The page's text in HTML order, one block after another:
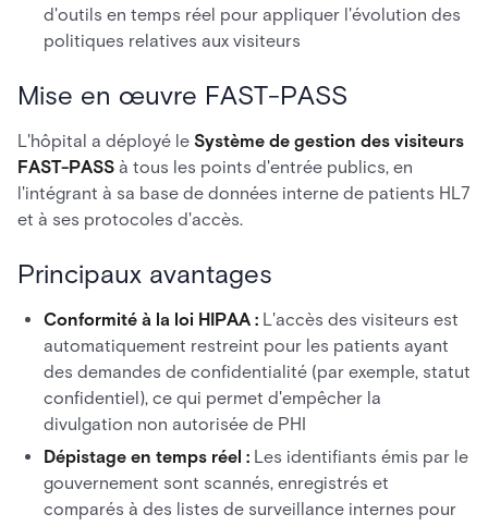
d'outils en temps réel pour appliquer l'évolution des
politiques relatives aux visiteurs
Mise en œuvre FAST-PASS
L'hôpital a déployé le Système de gestion des visiteurs
FAST-PASS à tous les points d'entrée publics, en
l'intégrant à sa base de données interne de patients HL7
et à ses protocoles d'accès.
Principaux avantages
Conformité à la loi HIPAA : L'accès des visiteurs est
automatiquement restreint pour les patients ayant
des demandes de confidentialité (par exemple, statut
confidentiel), ce qui permet d'empêcher la
divulgation non autorisée de PHI
Dépistage en temps réel : Les identifiants émis par le
gouvernement sont scannés, enregistrés et
comparés à des listes de surveillance internes pour